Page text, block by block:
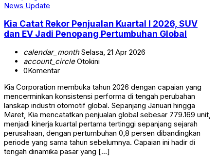
News Update
Kia Catat Rekor Penjualan Kuartal I 2026, SUV
dan EV Jadi Penopang Pertumbuhan Global
calendar_monthSelasa, 21 Apr 2026
account_circleOtokini
0Komentar
Kia Corporation membuka tahun 2026 dengan capaian yang
mencerminkan konsistensi performa di tengah perubahan
lanskap industri otomotif global. Sepanjang Januari hingga
Maret, Kia mencatatkan penjualan global sebesar 779.169 unit,
menjadi kinerja kuartal pertama tertinggi sepanjang sejarah
perusahaan, dengan pertumbuhan 0,8 persen dibandingkan
periode yang sama tahun sebelumnya. Capaian ini hadir di
tengah dinamika pasar yang […]